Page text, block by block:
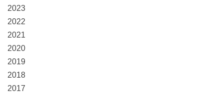
2023
2022
2021
2020
2019
2018
2017